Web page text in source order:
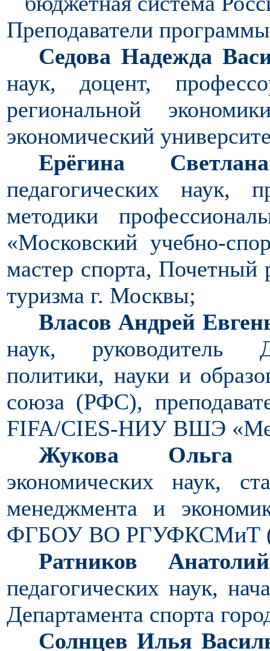
Преподаватели
Седова Надежда
наук, доцент,
региональной
экономический
Ерёгина
педагогических наук,
методики
«Московский учебно-
мастер спорта, Почетный
туризма г. Москвы;
Власов Андрей
наук, руководитель
политики, науки и
союза (РФС),
FIFA/CIES-НИУ ВШЭ
Жукова Ольга
экономических наук,
менеджмента и
ФГБОУ ВО РГУФКСМиТ
Ратников
педагогических наук,
Департамента спорта
Cолнцев Илья